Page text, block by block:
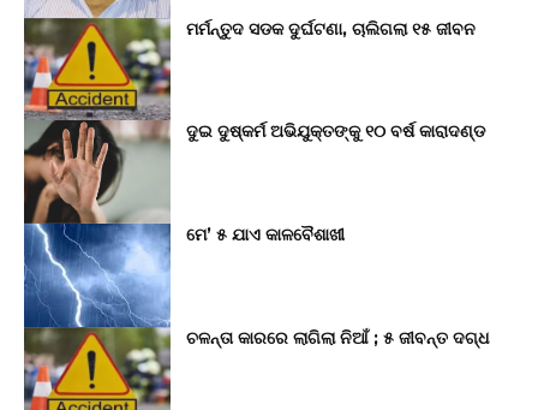
ମର୍ମନ୍ତୁଦ ସଡକ ଦୁର୍ଘଟଣା, ଚାଲିଗଲା ୧୫ ଜୀବନ
ଦୁଇ ଦୁଷ୍କର୍ମ ଅଭିଯୁକ୍ତଙ୍କୁ ୧୦ ବର୍ଷ କାରାଦଣ୍ଡ
ମେ’ ୫ ଯାଏ କାଳବୈଶାଖୀ
ଚଳନ୍ତା କାରରେ ଲାଗିଲା ନିଆଁ ; ୫ ଜୀବନ୍ତ ଦଗ୍ଧ